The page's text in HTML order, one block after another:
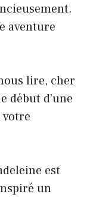
aventure
lire, cher
début d’une
votre
est
un